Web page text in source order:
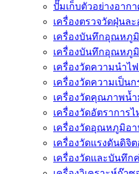
ปั๊มเก็บตัวอย่างอาก
เครื่องตรวจวัดฝุ่นละ
เครื่องบันทึกอุณหภูมิ
เครื่องบันทึกอุณหภู
เครื่องวัดความนําไ
เครื่องวัดความเป็นก
เครื่องวัดคุณภาพน้
เครื่องวัดอัตราการ
เครื่องวัดอุณหภูมิอ
เครื่องวัดแรงดันดิจิ
เครื่องวัดและบันทึ